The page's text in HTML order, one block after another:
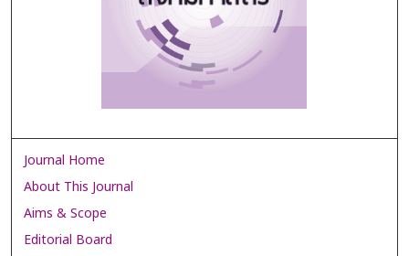
Journal Home
About This Journal
Aims & Scope
Editorial Board